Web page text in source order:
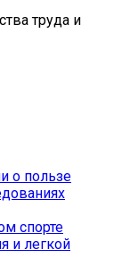
труда и
о пользе
спорте
и легкой